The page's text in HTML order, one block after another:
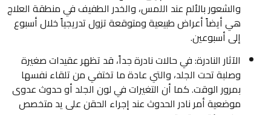
والشعور بالألم عند اللمس، والخدر الطفيف في منطقة العلاج
هي أيضاً أعراض طبيعية ومتوقعة تزول تدريجياً خلال أسبوع
إلى أسبوعين.
الآثار النادرة: في حالات نادرة جداً، قد تظهر عقيدات صغيرة
وصلبة تحت الجلد، والتي عادة ما تختفي من تلقاء نفسها
بمرور الوقت. كما أن التغيرات في لون الجلد أو حدوث عدوى
موضعية أمر نادر الحدوث عند إجراء الحقن على يد متخصص